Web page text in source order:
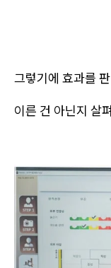
그렇기에 효과를
이른 건 아닌지 살